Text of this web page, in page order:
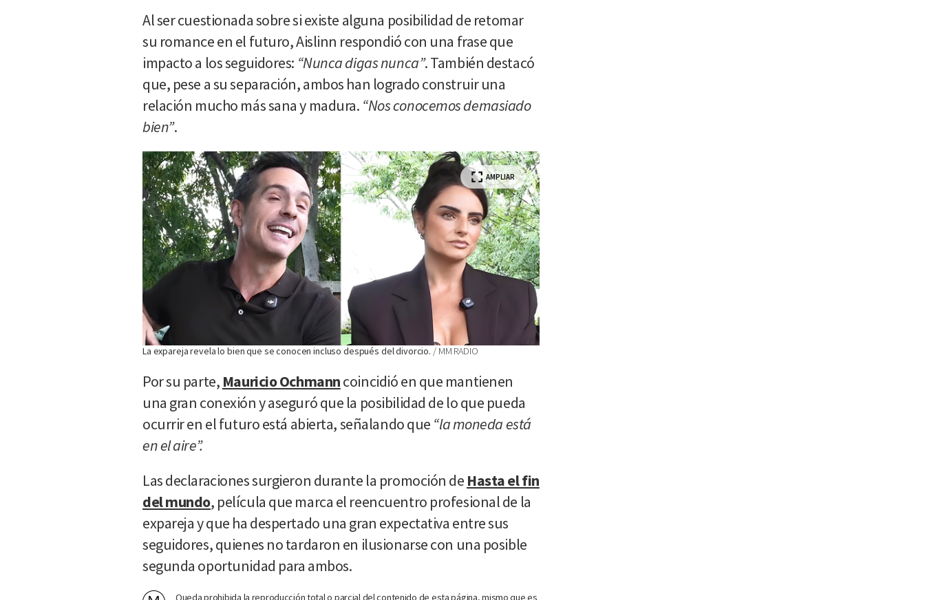
Al ser cuestionada sobre si existe alguna posibilidad de retomar
su romance en el futuro, Aislinn respondió con una frase que
impacto a los seguidores: “Nunca digas nunca”. También destacó
que, pese a su separación, ambos han logrado construir una
relación mucho más sana y madura. “Nos conocemos demasiado
bien”.
AMPLIAR
La expareja revela lo bien que se conocen incluso después del divorcio. MM RADIO
Por su parte, Mauricio Ochmanncoincidió en que mantienen
una gran conexión y aseguró que la posibilidad de lo que pueda
ocurrir en el futuro está abierta, señalando que “la moneda está
en el aire”.
Las declaraciones surgieron durante la promoción de Hasta el fin
del mundo, película que marca el reencuentro profesional de la
expareja y que ha despertado una gran expectativa entre sus
seguidores, quienes no tardaron en ilusionarse con una posible
segunda oportunidad para ambos.
Queda prohibida la reproducción total o parcial del contenido de esta página, mismo que es